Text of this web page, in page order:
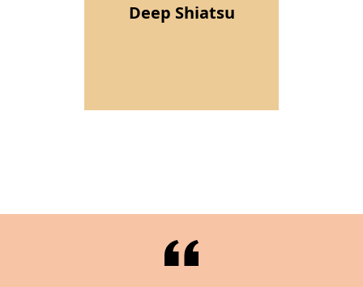
Deep Shiatsu